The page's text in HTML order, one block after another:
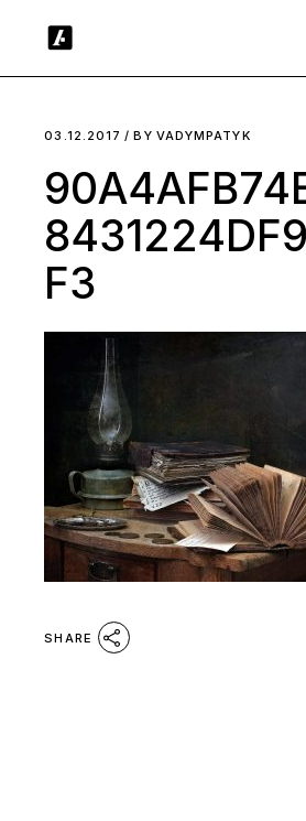
03.12.2017 BY VADYMPATYK
F3
SHARE